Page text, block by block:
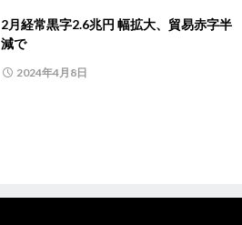
2月経常黒字2.6兆円 幅拡大、貿易赤字半
減で
2024年4月8日